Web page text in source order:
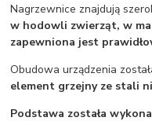
Nagrzewnice znajdują
w hodowli zwierząt, w
zapewniona jest
Obudowa urządzenia
element grzejny ze stali
Podstawa została